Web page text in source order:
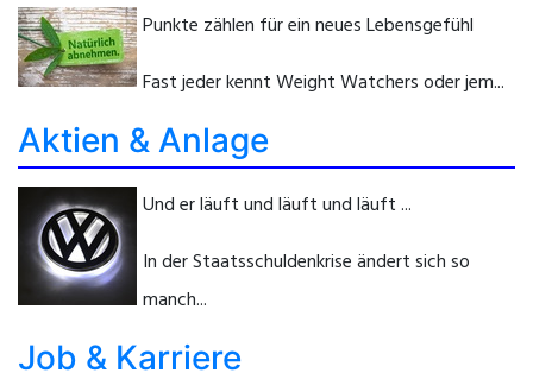
Punkte zählen für ein neues Lebensgefühl
Fast jeder kennt Weight Watchers oder jem...
Aktien & Anlage
Und er läuft und läuft und läuft ...
In der Staatsschuldenkrise ändert sich so
manch...
Job & Karriere